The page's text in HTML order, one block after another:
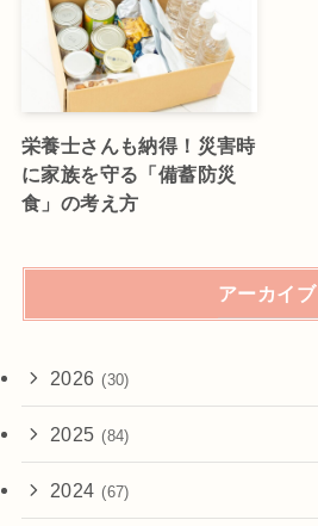
栄養士さんも納得！災害時
に家族を守る「備蓄防災
食」の考え方
アーカイブ
2026 (30)
2025 (84)
2024 (67)